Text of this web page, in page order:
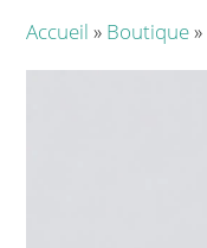
Accueil » Boutique»